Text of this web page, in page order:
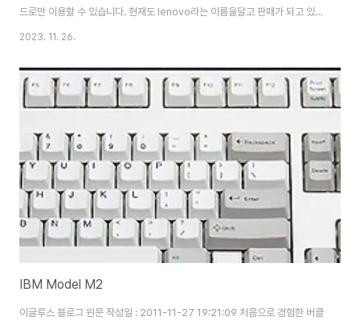
드로만 이용할 수 있습니다. 현재도 lenovo라는 이름을달고 판매가 되고 있는
제품입니다. 느낌은 IBM의 KB-9xxx series와 비슷한 키감이지 않을까 싶습
키감이었습니다. 저렴하게 구해서 가끔 잘 사용하고있는 녀석입니다. 단점으로
는 numlock LED가 없어 확인이 불가능하다는 점이 있습니다.
2023. 11. 26.
IBM Model M2
이글루스 블로그 원문 작성일 : 2011-11-27 19:21:09 처음으로 경험한 버클